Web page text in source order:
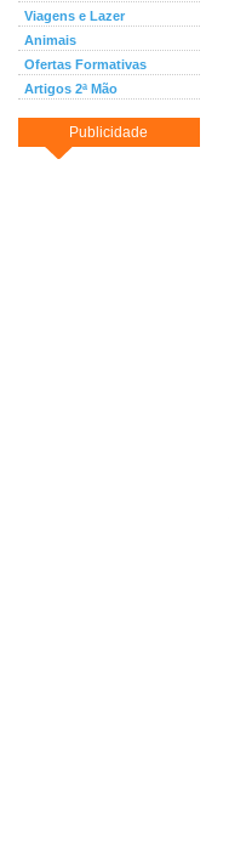
Viagens e Lazer
Animais
Ofertas Formativas
Artigos 2ª Mão
Publicidade